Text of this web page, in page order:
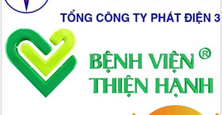
Ứng dụng sinh trắc học - Bước tiến
trong hành trình chuyển đổi số tại Đắk
Đắk Lắk nâng cao hiệu quả công tác
Đảng từ Sổ tay đảng viên điện tử
Đắk Lắk đẩy mạnh nuôi biển công
nghệ, hướng tới phát triển thủy sản
bền vững
Tập huấn nâng cao năng lực triển khai